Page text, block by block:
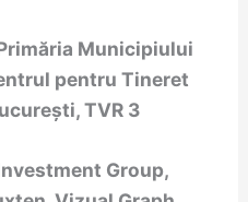
Municipiului
pentru Tineret
TVR 3
Group,